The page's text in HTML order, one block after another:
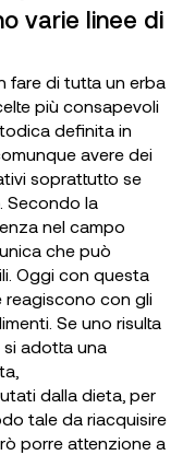
varie linee di
fare di tutta un erba
più consapevoli
definita in
avere dei
soprattutto se
Secondo la
nel campo
che può
Oggi con questa
reagiscono con gli
Se uno risulta
adotta una
dalla dieta, per
tale da riacquisire
porre attenzione a